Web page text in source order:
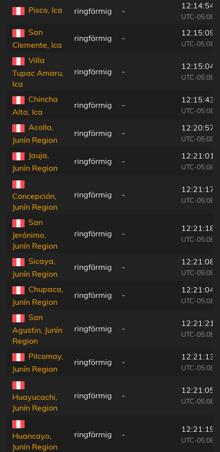
Pisco, Ica ringförmig -
12:14:54
UTC-05:08
San
Clemente, Ica
ringförmig -
12:15:09
UTC-05:08
Villa
Tupac Amaru,
Ica
ringförmig -
12:15:04
UTC-05:08
Chincha
Alta, Ica
ringförmig -
12:15:43
UTC-05:08
Acolla,
Junín Region
ringförmig -
12:20:57
UTC-05:08
Jauja,
Junín Region
ringförmig -
12:21:01
UTC-05:08
Concepción,
Junín Region
ringförmig -
12:21:17
UTC-05:08
San
Jerónimo,
Junín Region
ringförmig -
12:21:18
UTC-05:08
Sicaya,
Junín Region
ringförmig -
12:21:08
UTC-05:08
Chupaca,
Junín Region
ringförmig -
12:21:04
UTC-05:08
San
Agustin, Junín
Region
ringförmig -
12:21:21
UTC-05:08
Pilcomay,
Junín Region
ringförmig -
12:21:13
UTC-05:08
Huayucachi,
Junín Region
ringförmig -
12:21:05
UTC-05:08
Huancayo,
Junín Region
ringförmig -
12:21:19
UTC-05:08